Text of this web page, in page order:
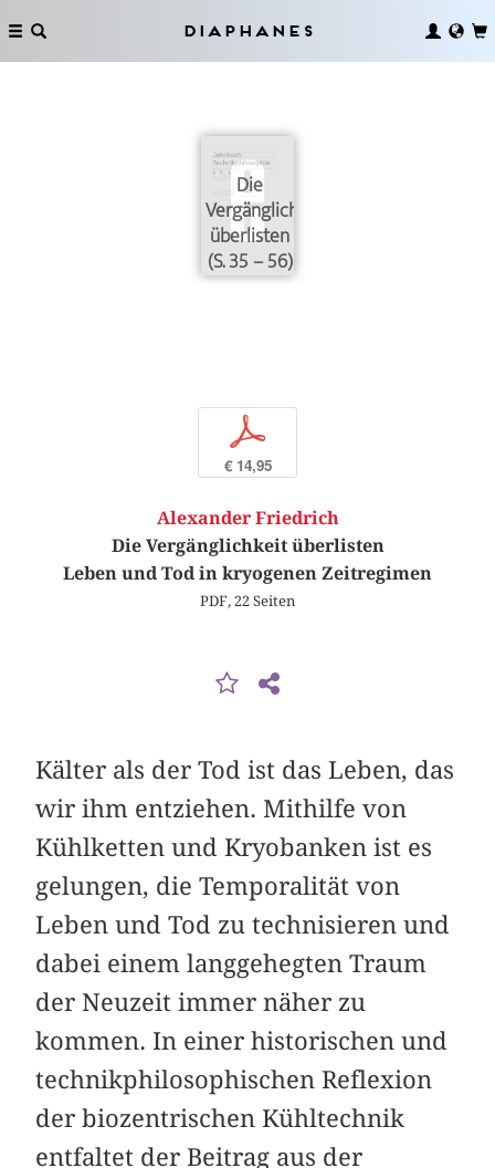
Diaphanes
Die
Vergänglichkeit
überlisten
(S. 35 – 56)
p
€ 14,95
Alexander Friedrich
Die Vergänglichkeit überlisten
Leben und Tod in kryogenen Zeitregimen
PDF, 22 Seiten
Kälter als der Tod ist das Leben, das
wir ihm entziehen. Mithilfe von
Kühlketten und Kryobanken ist es
gelungen, die Temporalität von
Leben und Tod zu technisieren und
dabei einem langgehegten Traum
der Neuzeit immer näher zu
kommen. In einer historischen und
technikphilosophischen Reflexion
der biozentrischen Kühltechnik
entfaltet der Beitrag aus der